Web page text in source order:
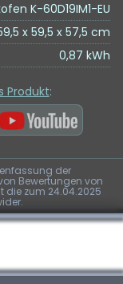
K-60D19IM1-EU
x 59,5 x 57,5 cm
0,87 kWh
Produkt:
der
Bewertungen von
die zum 24.04.2025